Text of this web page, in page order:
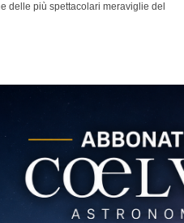
delle più spettacolari meraviglie del